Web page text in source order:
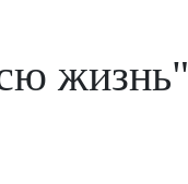
жизнь"